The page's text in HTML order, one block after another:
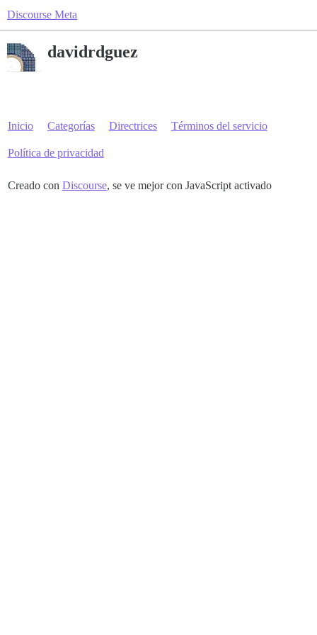
Discourse Meta
davidrdguez
Inicio Categorías Directrices Términos del servicio
Política de privacidad
Creado con Discourse, se ve mejor con JavaScript activado